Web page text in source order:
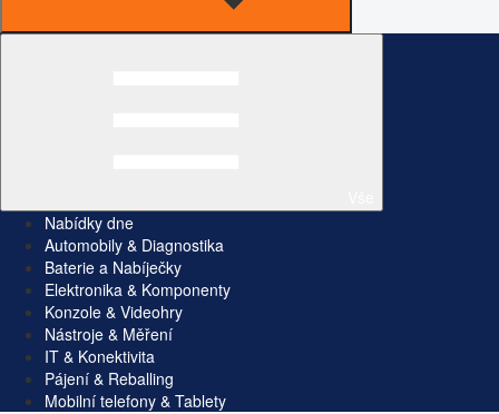
Nabídky dne
Automobily & Diagnostika
Baterie a Nabíječky
Elektronika & Komponenty
Konzole & Videohry
Nástroje & Měření
IT & Konektivita
Pájení & Reballing
Mobilní telefony & Tablety